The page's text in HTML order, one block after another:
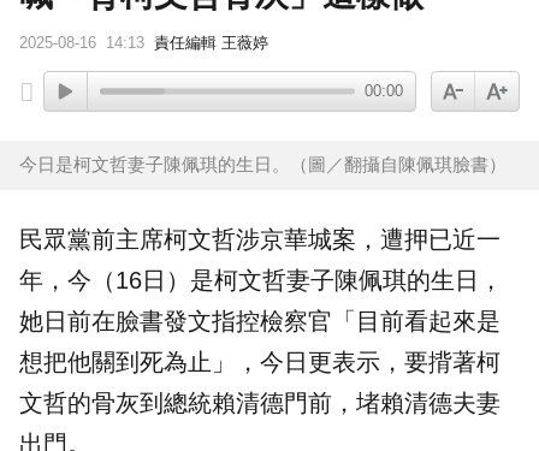
2025-08-16 14:13 責任編輯 王薇婷
00:00
今日是柯文哲妻子陳佩琪的生日。（圖／翻攝自陳佩琪臉書）
民眾黨前主席柯文哲涉京華城案，遭押已近一
年，今（16日）是柯文哲妻子陳佩琪的生日
，
她日前在臉書發文指控檢察官「目前看起來是
想把他關到死為止」，今日更表示，要揹著柯
文哲的骨灰到總統賴清德門前，堵賴清德夫妻
出門。